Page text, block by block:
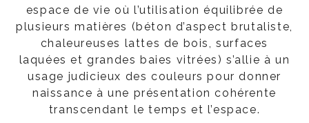
espace de vie où l’utilisation équilibrée de
plusieurs matières (béton d’aspect brutaliste,
chaleureuses lattes de bois, surfaces
laquées et grandes baies vitrées) s’allie à un
usage judicieux des couleurs pour donner
naissance à une présentation cohérente
transcendant le temps et l’espace.